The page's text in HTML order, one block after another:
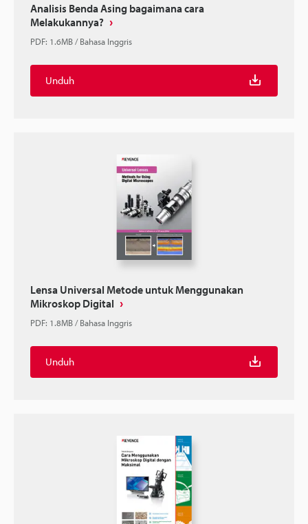
Analisis Benda Asing bagaimana cara
Melakukannya?
PDF: 1.6MB/Bahasa Inggris
Unduh
Lensa Universal Metode untuk Menggunakan
Mikroskop Digital
PDF: 1.8MB/Bahasa Inggris
Unduh